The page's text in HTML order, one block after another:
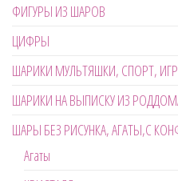
ФИГУРЫ ИЗ ШАРОВ
ЦИФРЫ
ШАРИКИ МУЛЬТЯШКИ, СПОРТ,
ШАРИКИ НА ВЫПИСКУ ИЗ
ШАРЫ БЕЗ РИСУНКА, АГАТЫ,С
Агаты